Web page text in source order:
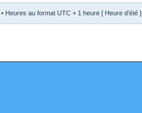
• Heures au format UTC + 1 heure [ Heure d’été ]